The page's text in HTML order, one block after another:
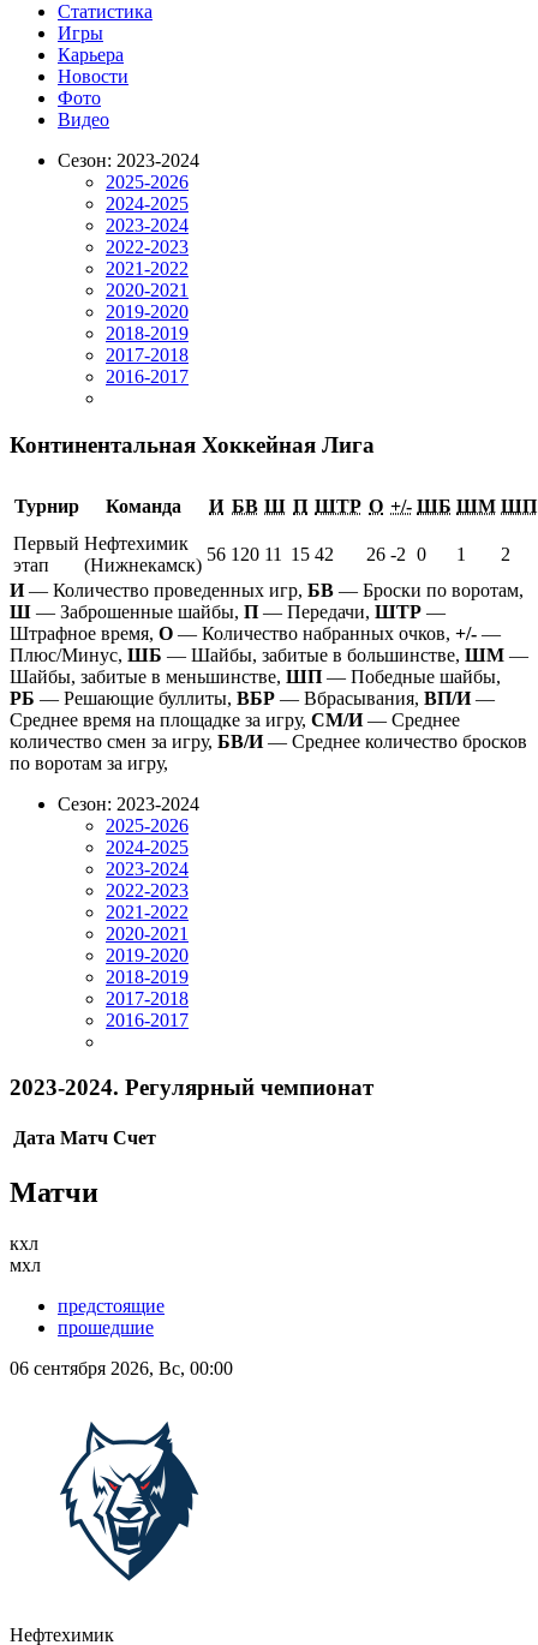
Статистика
Игры
Карьера
Новости
Фото
Видео
Сезон: 2023-2024
2025-2026
2024-2025
2023-2024
2022-2023
2021-2022
2020-2021
2019-2020
2018-2019
2017-2018
2016-2017
Континентальная Хоккейная Лига
Турнир Команда И БВ Ш П ШТР О +/- ШБ ШМ ШП
Первый
этап
Нефтехимик
(Нижнекамск)
56 120 11 15 42 26 -2 0 1
2
И— Количество проведенных игр, БВ — Броски по воротам,
Ш — Заброшенные шайбы, П — Передачи, ШТР —
Штрафное время, О — Количество набранных очков, +/- —
Плюс/Минус, ШБ — Шайбы, забитые в большинстве, ШМ —
Шайбы, забитые в меньшинстве, ШП — Победные шайбы,
РБ — Решающие буллиты, ВБР — Вбрасывания, ВП/И—
Среднее время на площадке за игру, СМ/И— Среднее
количество смен за игру, БВ/И— Среднее количество бросков
по воротам за игру,
Сезон: 2023-2024
2025-2026
2024-2025
2023-2024
2022-2023
2021-2022
2020-2021
2019-2020
2018-2019
2017-2018
2016-2017
2023-2024. Регулярный чемпионат
Дата Матч Счет
Матчи
кхл
мхл
предстоящие
прошедшие
06 сентября 2026, Вс, 00:00
Нефтехимик